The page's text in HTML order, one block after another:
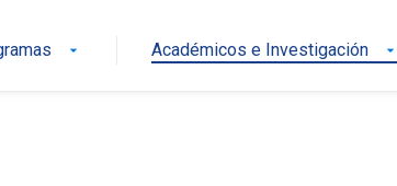
arrow_drop_down Académicos e Investigación arrow_drop_down